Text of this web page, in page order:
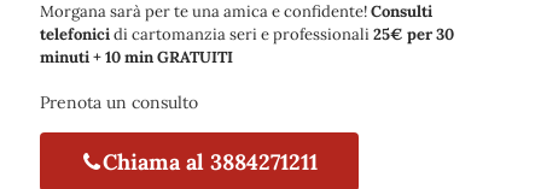
Morgana sarà per te una amica e confidente!Consulti
telefonicidi cartomanzia seri e professionali25€ per 30
minuti + 10 min GRATUITI
Prenota un consulto
Chiama al 3884271211